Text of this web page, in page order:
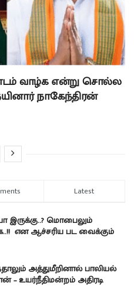
வாழ்க என்று சொல்ல
நாகேந்திரன்
Latest
இருக்கு..? மொபைலும்
என ஆச்சரிய பட வைக்கும்
அத்துமீறினால் பாலியல்
உயர்நீதிமன்றம் அதிரடி